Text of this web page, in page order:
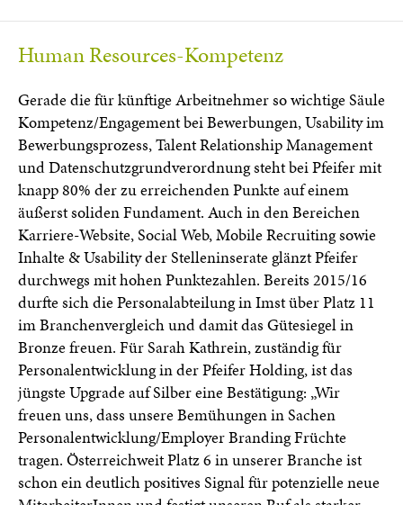
Human Resources-Kompetenz
Gerade die für künftige Arbeitnehmer so wichtige Säule
Kompetenz/Engagement bei Bewerbungen, Usability im
Bewerbungsprozess, Talent Relationship Management
und Datenschutzgrundverordnung steht bei Pfeifer mit
knapp 80% der zu erreichenden Punkte auf einem
äußerst soliden Fundament. Auch in den Bereichen
Karriere-Website, Social Web, Mobile Recruiting sowie
Inhalte & Usability der Stelleninserate glänzt Pfeifer
durchwegs mit hohen Punktezahlen. Bereits 2015/16
durfte sich die Personalabteilung in Imst über Platz 11
im Branchenvergleich und damit das Gütesiegel in
Bronze freuen. Für Sarah Kathrein, zuständig für
Personalentwicklung in der Pfeifer Holding, ist das
jüngste Upgrade auf Silber eine Bestätigung: „Wir
freuen uns, dass unsere Bemühungen in Sachen
Personalentwicklung/Employer Branding Früchte
tragen. Österreichweit Platz 6 in unserer Branche ist
schon ein deutlich positives Signal für potenzielle neue